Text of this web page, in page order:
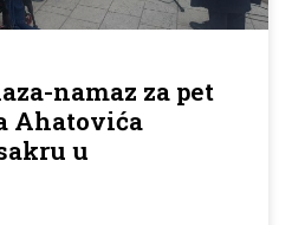
namaz za pet
Ahatovića
u